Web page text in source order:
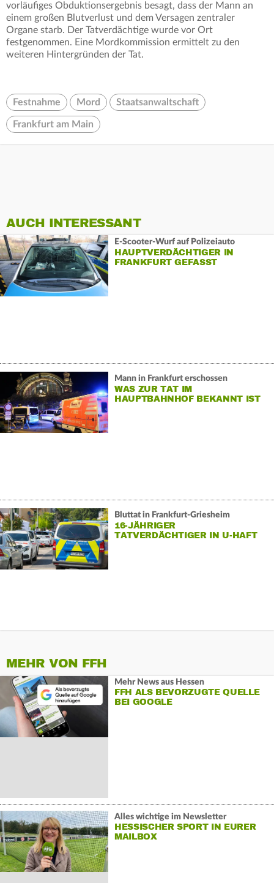
vorläufiges Obduktionsergebnis besagt, dass der Mann an
einem großen Blutverlust und dem Versagen zentraler
Organe starb. Der Tatverdächtige wurde vor Ort
festgenommen. Eine Mordkommission ermittelt zu den
weiteren Hintergründen der Tat.
Festnahme Mord Staatsanwaltschaft
Frankfurt am Main
AUCH INTERESSANT
E-Scooter-Wurf auf Polizeiauto
HAUPTVERDÄCHTIGER IN
FRANKFURT GEFASST
Mann in Frankfurt erschossen
WAS ZUR TAT IM
HAUPTBAHNHOF BEKANNT IST
Bluttat in Frankfurt-Griesheim
16-JÄHRIGER
TATVERDÄCHTIGER IN U-HAFT
MEHR VON FFH
Mehr News aus Hessen
FFH ALS BEVORZUGTE QUELLE
BEI GOOGLE
Alles wichtige im Newsletter
HESSISCHER SPORT IN EURER
MAILBOX